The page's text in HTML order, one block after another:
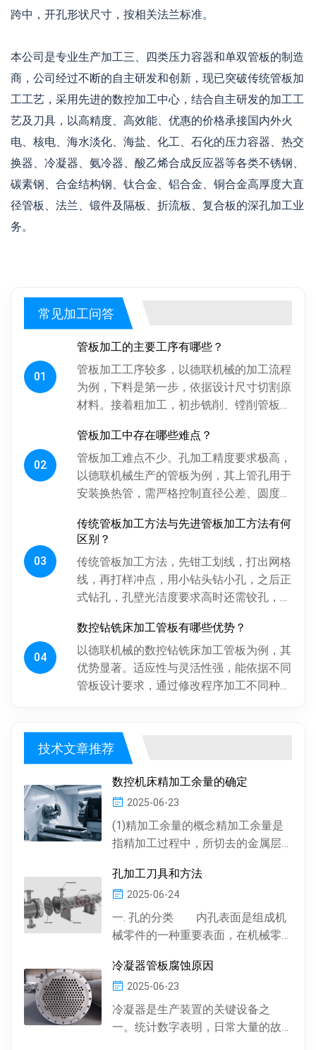
跨中，开孔形状尺寸，按相关法兰标准。
本公司是专业生产加工三、四类压力容器和单双管板的制造
商，公司经过不断的自主研发和创新，现已突破传统管板加
工工艺，采用先进的数控加工中心，结合自主研发的加工工
艺及刀具，以高精度、高效能、优惠的价格承接国内外火
电、核电、海水淡化、海盐、化工、石化的压力容器、热交
换器、冷凝器、氨冷器、酸乙烯合成反应器等各类不锈钢、
碳素钢、合金结构钢、钛合金、铝合金、铜合金高厚度大直
径管板、法兰、锻件及隔板、折流板、复合板的深孔加工业
务。
常见加工问答
01
管板加工的主要工序有哪些？
管板加工工序较多，以德联机械的加工流程
为例，下料是第一步，依据设计尺寸切割原
材料。接着粗加工，初步铣削、镗削管板各
关键，通过射线、超声波探伤检...
02
管板加工中存在哪些难点？
管板加工难点不少。孔加工精度要求极高，
以德联机械生产的管板为例，其上管孔用于
安装换热管，需严格控制直径公差、圆度、
影响换热管安装与设备性能。板...
03
传统管板加工方法与先进管板加工方法有何
区别？
传统管板加工方法，先钳工划线，打出网格
线，再打样冲点，用小钻头钻小孔，之后正
式钻孔，孔壁光洁度要求高时还需铰孔，最
摇臂定位，劳动强度大、效率低...
04
数控钻铣床加工管板有哪些优势？
以德联机械的数控钻铣床加工管板为例，其
优势显著。适应性与灵活性强，能依据不同
管板设计要求，通过修改程序加工不同种
技术文章推荐
数控机床精加工余量的确定
2025-06-23
(1)精加工余量的概念精加工余量是
指精加工过程中，所切去的金属层
工余量由精加工一次...
孔加工刀具和方法
2025-06-24
一. 孔的分类 内孔表面是组成机
械零件的一种重要表面，在机械零
有圆柱形孔、...
冷凝器管板腐蚀原因
2025-06-23
冷凝器是生产装置的关键设备之
一。统计数字表明，日常大量的故